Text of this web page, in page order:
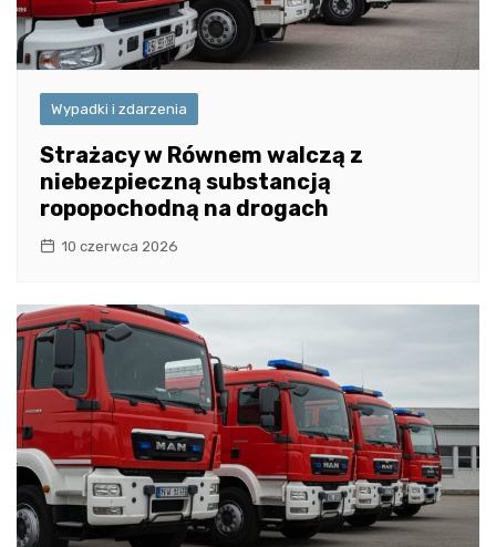
Wypadki i zdarzenia
Strażacy w Równem walczą z
niebezpieczną substancją
ropopochodną na drogach
10 czerwca 2026